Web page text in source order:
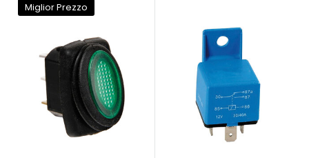
Miglior Prezzo